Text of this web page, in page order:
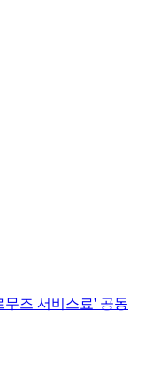
즈 서비스료' 공동